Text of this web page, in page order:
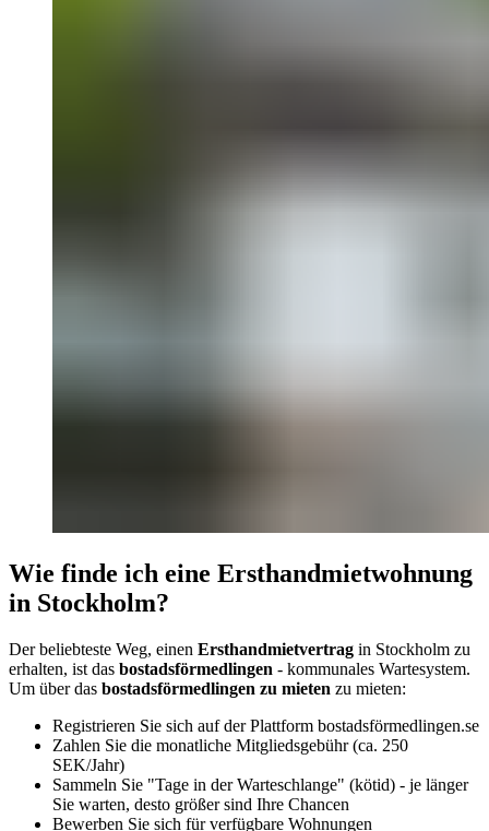
Wie finde ich eine Ersthandmietwohnung
in Stockholm?
Der beliebteste Weg, einen Ersthandmietvertrag in Stockholm zu
erhalten, ist das bostadsförmedlingen - kommunales Wartesystem.
Um über das bostadsförmedlingen zu mieten zu mieten:
Registrieren Sie sich auf der Plattform bostadsförmedlingen.se
Zahlen Sie die monatliche Mitgliedsgebühr (ca. 250
SEK/Jahr)
Sammeln Sie "Tage in der Warteschlange" (kötid) - je länger
Sie warten, desto größer sind Ihre Chancen
Bewerben Sie sich für verfügbare Wohnungen